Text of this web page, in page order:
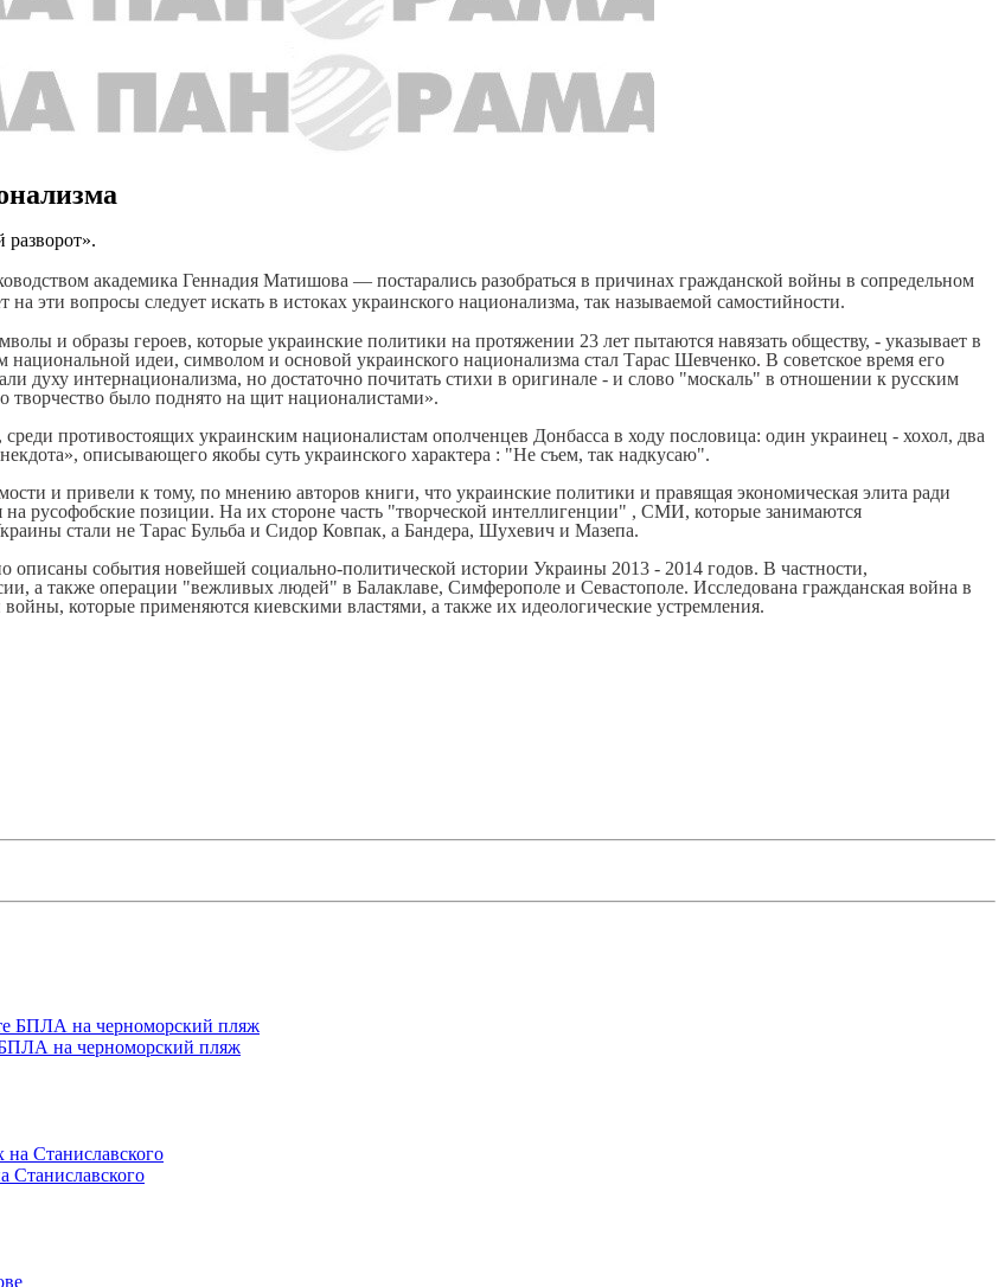
академика Геннадия Матишова — постарались разобраться в причинах гражданской войны в сопредельном
на эти вопросы следует искать в истоках украинского национализма, так называемой самостийности.
и образы героев, которые украинские политики на протяжении 23 лет пытаются навязать обществу, - указывает в
идеи, символом и основой украинского национализма стал Тарас Шевченко. В советское время его
духу интернационализма, но достаточно почитать стихи в оригинале - и слово "москаль" в отношении к русским
творчество было поднято на щит националистами».
противостоящих украинским националистам ополченцев Донбасса в ходу пословица: один украинец - хохол, два
описывающего якобы суть украинского характера : "Не съем, так надкусаю".
и привели к тому, по мнению авторов книги, что украинские политики и правящая экономическая элита ради
на русофобские позиции. На их стороне часть "творческой интеллигенции" , СМИ, которые занимаются
стали не Тарас Бульба и Сидор Ковпак, а Бандера, Шухевич и Мазепа.
события новейшей социально-политической истории Украины 2013 - 2014 годов. В частности,
а также операции "вежливых людей" в Балаклаве, Симферополе и Севастополе. Исследована гражданская война в
которые применяются киевскими властями, а также их идеологические устремления.
БПЛА на черноморский пляж
Станиславского